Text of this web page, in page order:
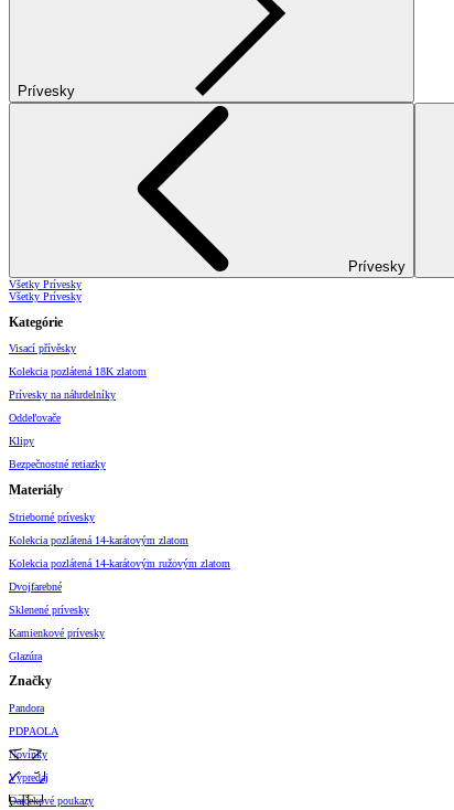
Prívesky
Prívesky
Všetky Prívesky
Všetky Prívesky
Kategórie
Visací přívěsky
Kolekcia pozlátená 18K zlatom
Prívesky na náhrdelníky
Oddeľovače
Klipy
Bezpečnostné retiazky
Materiály
Strieborné prívesky
Kolekcia pozlátená 14-karátovým zlatom
Kolekcia pozlátená 14-karátovým ružovým zlatom
Dvojfarebné
Sklenené prívesky
Kamienkové prívesky
Glazúra
Značky
Pandora
PDPAOLA
Novinky
Výpredaj
Darčekové poukazy